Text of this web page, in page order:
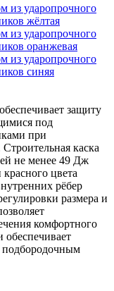
защиту
под
при
каска
не менее 49 Дж
цвета
рёбер
размера и
комфортного
обеспечивает
подбородочным